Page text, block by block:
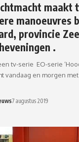
maakt
manoeuvres
provincie
.
tv-serie EO-serie
vandaag en morgen met
7 augustus 2019